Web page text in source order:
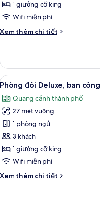
ban
1 giường cỡ king
Wifi miễn phí
Xem thêm chi tiết
Chi
Phòng
Suite
Junior,
công
Xem
tất
cả
ảnh
Phòng
đôi
Deluxe,
ban
9
Phòng đôi Deluxe, ban công
Quang cảnh thành phố
27 mét vuông
1 phòng ngủ
3 khách
1 giường cỡ king
Wifi miễn phí
Xem thêm chi tiết
Chi